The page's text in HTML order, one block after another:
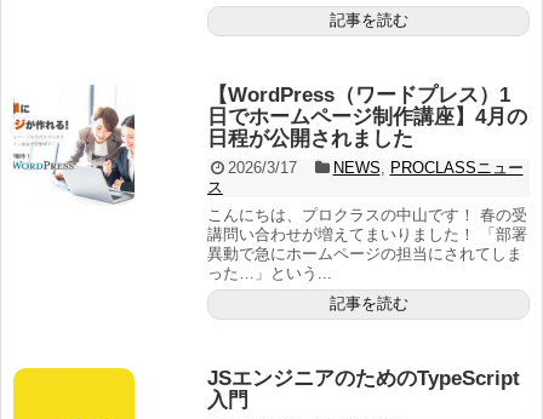
記事を読む
【WordPress（ワードプレス）1
日でホームページ制作講座】4月の
日程が公開されました
2026/3/17 NEWS, PROCLASSニュー
ス
こんにちは、プロクラスの中山です！ 春の受
講問い合わせが増えてまいりました！ 「部署
異動で急にホームページの担当にされてしま
った…」という...
記事を読む
JSエンジニアのためのTypeScript
入門